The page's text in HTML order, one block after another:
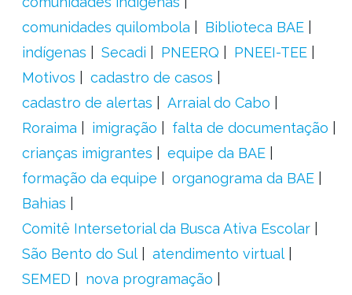
comunidades quilombola
Biblioteca BAE
indígenas
Secadi PNEERQ
PNEEI-TEE
Motivos
cadastro de casos
cadastro de alertas
Arraial do Cabo
Roraima
imigração
falta de documentação
crianças imigrantes
equipe da BAE
formação da equipe
organograma da BAE
Bahias
Comitê Intersetorial da Busca Ativa Escolar
São Bento do Sul
atendimento virtual
SEMED
nova programação